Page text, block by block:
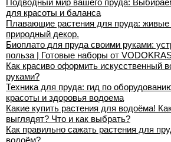
Подводный мир вашего пруда:
для красоты и баланса
Плавающие растения для пруда:
природный декор.
Биоплато для пруда своими руками:
польза | Готовые наборы от
Как красиво оформить искусственный
руками?
Техника для пруда: гид по
красоты и здоровья водоема
Какие купить растения для водоёма!
выглядят? Что и как выбрать?
Как правильно сажать растения для
водоём?